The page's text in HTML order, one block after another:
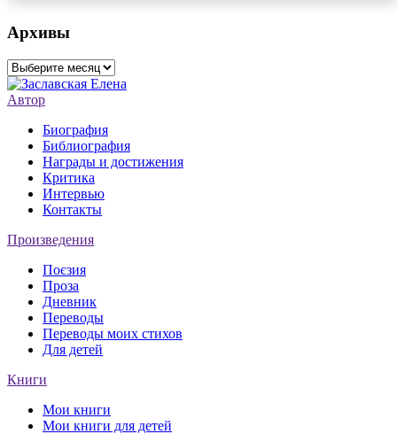
Архивы
Архивы
Автор
Биография
Библиография
Награды и достижения
Критика
Интервью
Контакты
Произведения
Поєзия
Проза
Дневник
Переводы
Переводы моих стихов
Для детей
Книги
Мои книги
Мои книги для детей